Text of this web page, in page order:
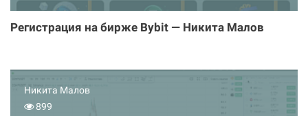
Регистрация на бирже Bybit — Никита Малов
Никита Малов
899